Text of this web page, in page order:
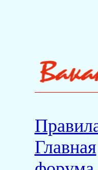
Главная